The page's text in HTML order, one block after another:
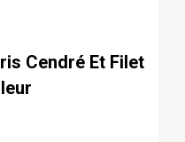
Cendré Et Filet